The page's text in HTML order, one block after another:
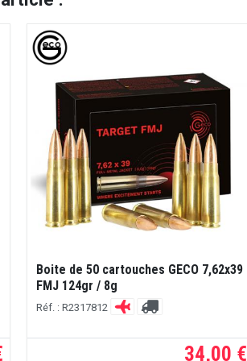
Boite de 50 cartouches GECO 7,62x39
FMJ 124gr / 8g
Réf. : R2317812
34,00 €